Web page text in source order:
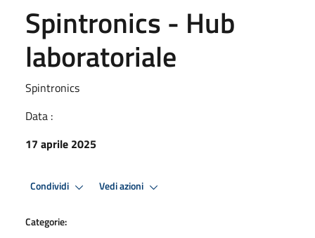
Spintronics - Hub
laboratoriale
Spintronics
Data :
17 aprile 2025
Condividi Vedi azioni
Categorie: